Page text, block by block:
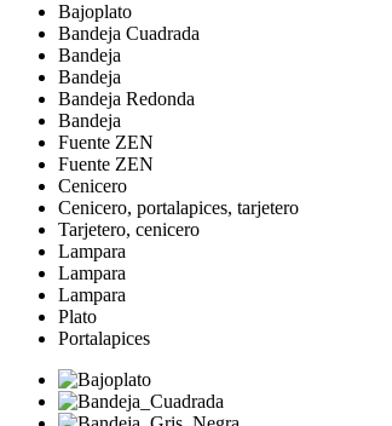
Bajoplato
Bandeja Cuadrada
Bandeja
Bandeja
Bandeja Redonda
Bandeja
Fuente ZEN
Fuente ZEN
Cenicero
Cenicero, portalapices, tarjetero
Tarjetero, cenicero
Lampara
Lampara
Lampara
Plato
Portalapices